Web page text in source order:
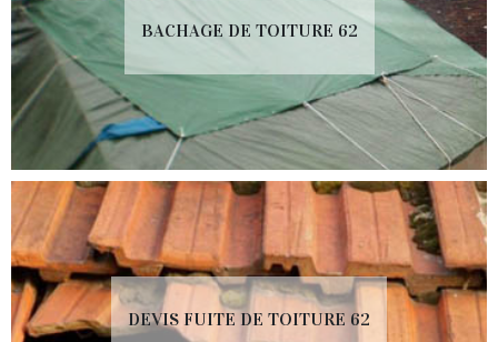
BACHAGE DE TOITURE 62
DEVIS FUITE DE TOITURE 62